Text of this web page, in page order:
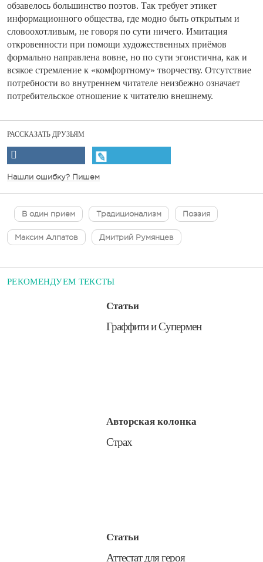
обзавелось большинство поэтов. Так требует этикет
информационного общества, где модно быть открытым и
словоохотливым, не говоря по сути ничего. Имитация
откровенности при помощи художественных приёмов
формально направлена вовне, но по сути эгоистична, как и
всякое стремление к «комфортному» творчеству. Отсутствие
потребности во внутреннем читателе неизбежно означает
потребительское отношение к читателю внешнему.
РАССКАЗАТЬ ДРУЗЬЯМ
Нашли ошибку? Пишем
В один прием Традиционализм Поэзия
Максим Алпатов Дмитрий Румянцев
РЕКОМЕНДУЕМ ТЕКСТЫ
Статьи
​Граффити и Супермен
Авторская колонка
​Страх
Статьи
​Аттестат для героя